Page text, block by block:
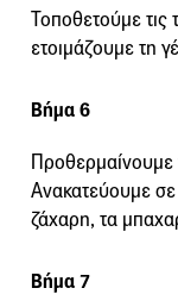
Τοποθετούμε τις
ετοιμάζουμε τη
Βήμα 6
Ανακατεύουμε
ζάχαρη, τα
Βήμα 7